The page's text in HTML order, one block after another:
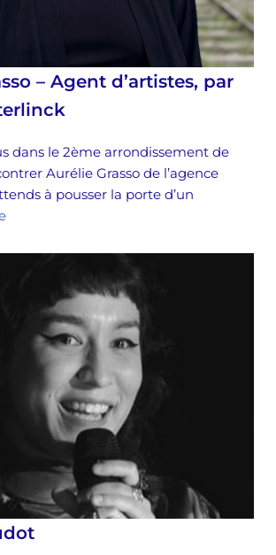
– Agent d’artistes, par
dans le 2ème arrondissement de
Aurélie Grasso de l’agence
à pousser la porte d’un